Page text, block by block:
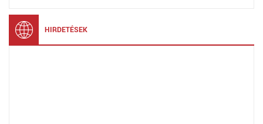
HIRDETÉSEK